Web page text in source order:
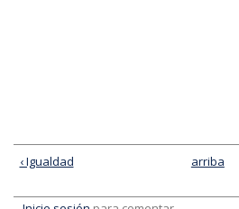
‹ Igualdad arriba